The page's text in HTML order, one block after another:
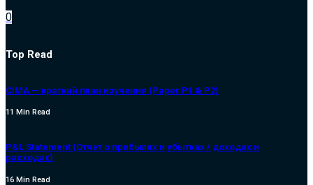
0
Top Read
CIMA — краткий план изучения (Paper P1 & P2)
11 Min Read
P&L Statement (Отчет о прибылях и убытках / доходах и
расходах)
16 Min Read